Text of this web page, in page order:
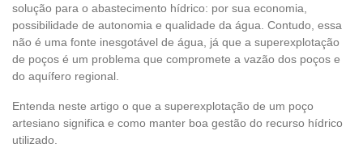
solução para o abastecimento hídrico: por sua economia,
possibilidade de autonomia e qualidade da água. Contudo, essa
não é uma fonte inesgotável de água, já que a superexplotação
de poços é um problema que compromete a vazão dos poços e
do aquífero regional.
Entenda neste artigo o que a superexplotação de um poço
artesiano significa e como manter boa gestão do recurso hídrico
utilizado.